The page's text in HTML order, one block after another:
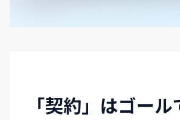
「契約」はゴー